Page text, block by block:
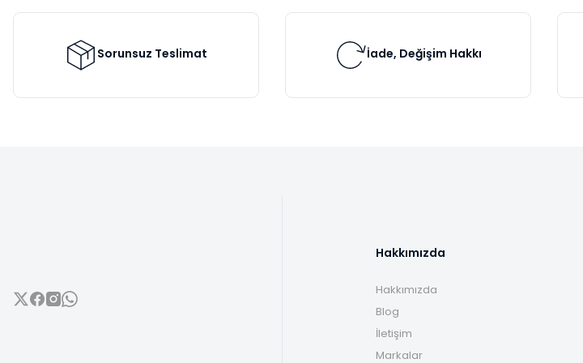
Bu ürüne benzer farklı alternatifler olmalı.
Sorunsuz Teslimat İade, Değişim Hakkı
Hakkımızda
Hakkımızda
Blog
İletişim
Markalar